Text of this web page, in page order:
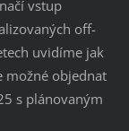
vstup
off-
uvidíme jak
možné objednat
s plánovaným